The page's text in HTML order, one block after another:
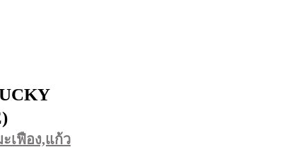
เฟือง,แก้ว